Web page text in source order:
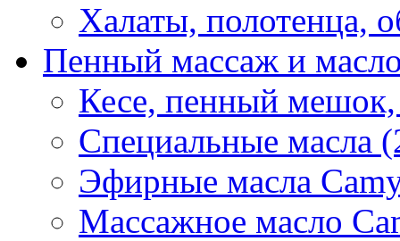
Халаты, полотенца,
Пенный массаж и
Кесе, пенный
Специальные масла
Эфирные масла
Массажное масло